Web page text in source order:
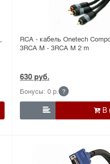
RCA - кабель Onetech
3RCA M - 3RCA M 2 m
630 руб.
Бонусы: 0 р. ?
